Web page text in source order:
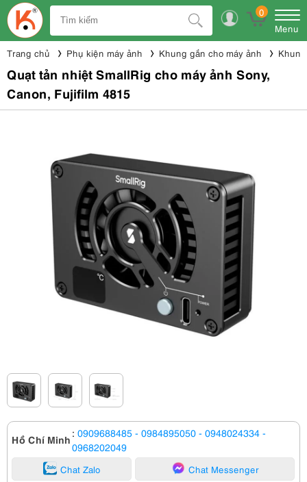
0
Menu
Trang chủ Phụ kiện máy ảnh Khung gắn cho máy ảnh
Quạt tản nhiệt SmallRig cho máy ảnh Sony,
Canon, Fujifilm 4815
Hồ Chí Minh : 0909688485 - 0984895050 - 0948024334 -
0968202049
Chat Zalo Chat Messenger